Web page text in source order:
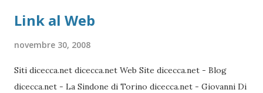
Link al Web
novembre 30, 2008
Siti dicecca.net dicecca.net Web Site dicecca.net - Blog
dicecca.net - La Sindone di Torino dicecca.net - Giovanni Di